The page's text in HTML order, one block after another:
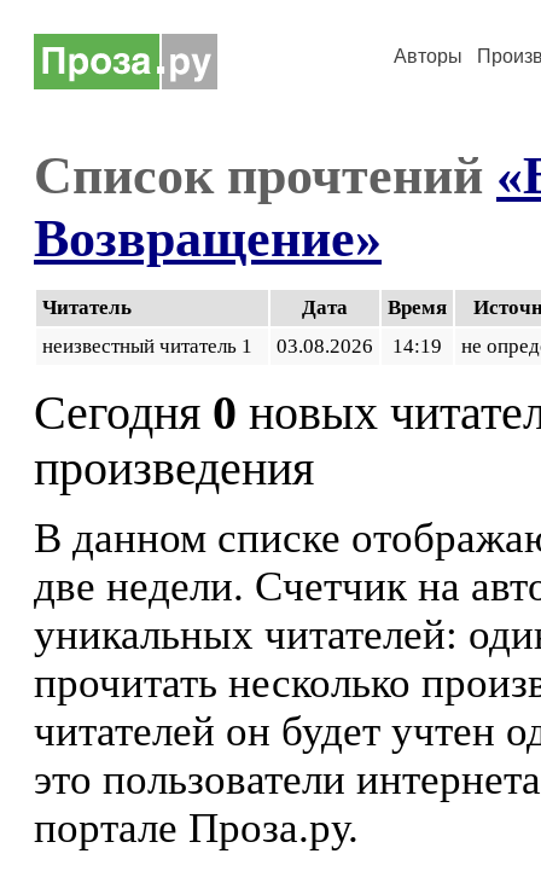
Авторы
Список прочтений
Возвращение»
Читатель Дата Время
неизвестный читатель 1
03.08.2026 14:19 не
Сегодня 0 новых
произведения
В данном списке
две недели. Счетчик на
уникальных читателей:
прочитать несколько
читателей он будет учтен
это пользователи
портале Проза.ру.